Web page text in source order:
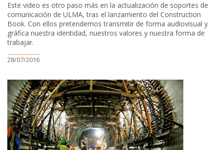
Este video es otro paso más en la actualización de soportes de
comunicación de ULMA, tras el lanzamiento del Construction
Book. Con ellos pretendemos transmitir de forma audiovisual y
gráfica nuestra identidad, nuestros valores y nuestra forma de
trabajar.
28/07/2016